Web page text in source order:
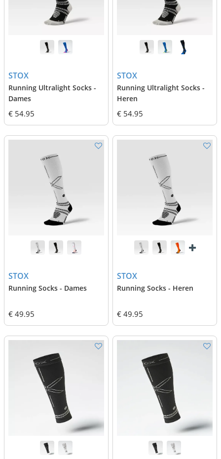
STOX
Running Ultralight Socks -
Dames
€ 54.95
STOX
Running Ultralight Socks -
Heren
€ 54.95
STOX
Running Socks - Dames
€ 49.95
STOX
Running Socks - Heren
€ 49.95